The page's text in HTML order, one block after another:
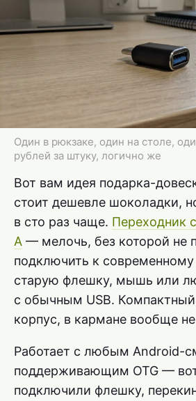
Один в рюкзаке, один на столе,
рублей за штуку, логично же
Вот вам идея подарка-
стоит дешевле шоколадки,
в сто раз чаще. Переходник
A — мелочь, без которой не
подключить к современному
старую флешку, мышь или
с обычным USB.
корпус, в кармане вообще
Работает с любым Android-
поддерживающим OTG —
подключили флешку,